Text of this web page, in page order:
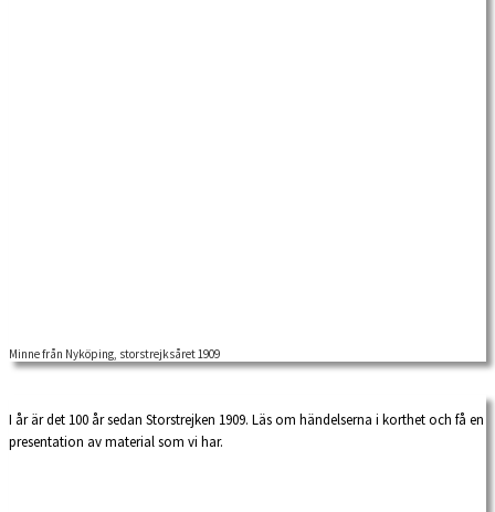
Storstrejksåret 1909 såg Allan Chrisiernin något som kom att påverka honom
Minne från Nyköping, storstrejksåret 1909
I år är det 100 år sedan Storstrejken 1909. Läs om händelserna i korthet och få en
presentation av material som vi har.